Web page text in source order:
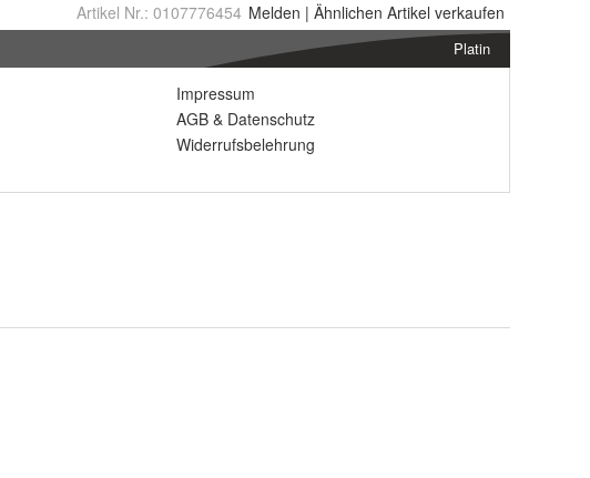
Artikel Nr.: 0107776454 Melden | Ähnlichen Artikel verkaufen
Platin
Impressum
AGB & Datenschutz
Widerrufsbelehrung